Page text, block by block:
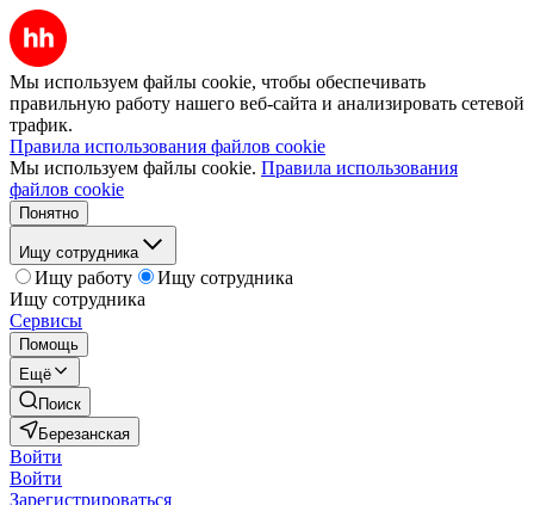
Мы используем файлы cookie, чтобы обеспечивать
правильную работу нашего веб-сайта и анализировать сетевой
трафик.
Правила использования файлов cookie
Мы используем файлы cookie. Правила использования
файлов cookie
Понятно
Ищу сотрудника
Ищу работу
Ищу сотрудника
Ищу сотрудника
Сервисы
Помощь
Ещё
Поиск
Березанская
Войти
Войти
Зарегистрироваться